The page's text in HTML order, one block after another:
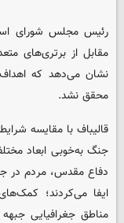
رئیس مجلس شورای
مقابل از برتری‌های
نشان می‌دهد که
محقق نشد.
قالیباف با مقایسه
جنگ به‌خوبی ابعاد
دفاع مقدس، مردم در
ایفا می‌کردند؛
مناطق جغرافیایی